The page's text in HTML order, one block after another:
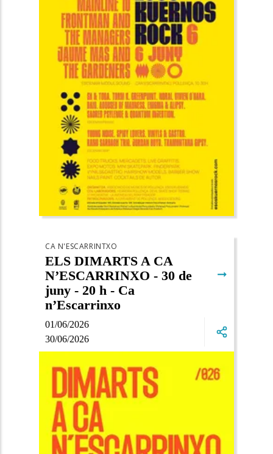
01/06/2026
30/06/2026
CA N'ESCARRINTXO
ELS DIMARTS A CA
N’ESCARRINXO - 30 de
juny - 20 h - Ca
n’Escarrinxo
➞